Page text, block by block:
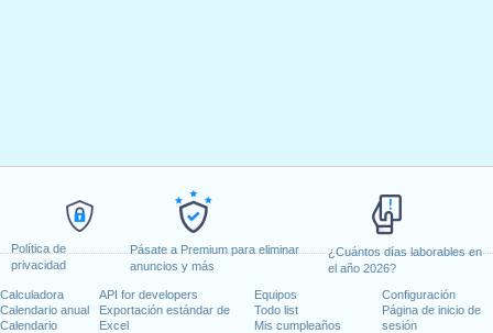
Política de
privacidad
Pásate a Premium para eliminar
anuncios y más
¿Cuántos días laborables en
el año 2026?
Calculadora
Calendario anual
Calendario
API for developers
Exportación estándar de
Excel
Equipos
Todo list
Mis cumpleaños
Configuración
Página de inicio de
sesión